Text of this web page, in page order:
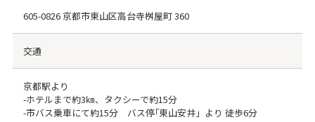
605-0826 京都市東山区高台寺桝屋町 360
交通
京都駅より
-ホテルまで約3㎞、タクシーで約15分
-市バス乗車にて約15分 バス停｢東山安井」より 徒歩6分